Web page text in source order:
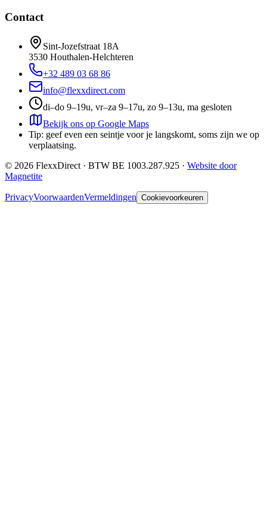
Contact
Sint-Jozefstraat 18A
3530 Houthalen-Helchteren
+32 489 03 68 86
info@flexxdirect.com
di–do 9–19u, vr–za 9–17u, zo 9–13u, ma gesloten
Bekijk ons op Google Maps
Tip: geef even een seintje voor je langskomt, soms zijn we op
verplaatsing.
© 2026 FlexxDirect · BTW BE 1003.287.925 · Website door
Magnetite
PrivacyVoorwaardenVermeldingen Cookievoorkeuren